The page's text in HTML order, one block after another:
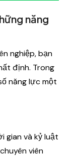
năng
nghiệp, bạn
định. Trong
năng lực một
gian và kỷ luật
viên